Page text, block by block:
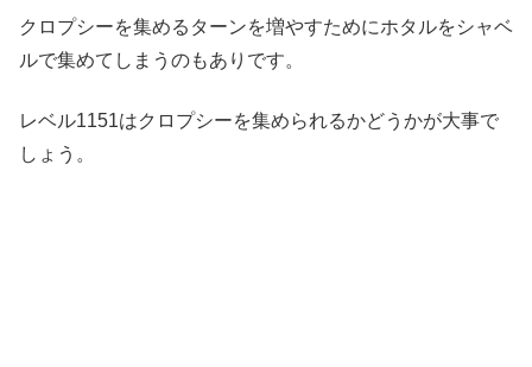
クロプシーを集めるターンを増やすためにホタルをシャベ
ルで集めてしまうのもありです。
レベル1151はクロプシーを集められるかどうかが大事で
しょう。